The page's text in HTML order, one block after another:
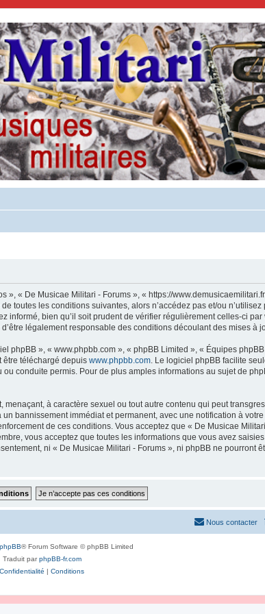
« De Musicae Militari - Forums », « https://
toutes les conditions suivantes, alors n’accédez pas et/ou
bien qu’il soit prudent de vérifier régulièrement celles-ci
légalement responsable des conditions découlant des mises à
phpBB », « www.phpbb.com », « phpBB Limited », « Équipes
être téléchargé depuis www.phpbb.com . Le logiciel phpBB facilite
conduite permis. Pour de plus amples informations au sujet de
à caractère sexuel ou tout autre contenu qui peut
bannissement immédiat et permanent, avec une notification à
de ces conditions. Vous acceptez que « De Musicae
vous acceptez que toutes les informations que vous avez
ni « De Musicae Militari - Forums », ni phpBB ne pourront
Nous contacter
phpBB® Forum Software © phpBB Limited
Traduit parphpBB-fr.com
Confidentialité | Conditions